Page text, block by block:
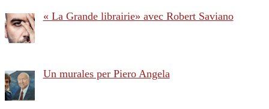
« La Grande librairie» avec Robert Saviano
Un murales per Piero Angela